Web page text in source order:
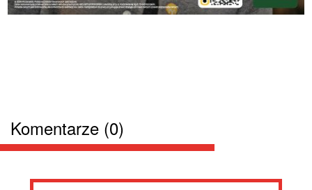
Komentarze (0)